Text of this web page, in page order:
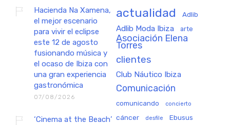
Hacienda Na Xamena,
el mejor escenario
para vivir el eclipse
este 12 de agosto
fusionando música y
el ocaso de Ibiza con
una gran experiencia
gastronómica
07/08/2026
‘Cinema at the Beach’
actualidad Adlib
Adlib Moda Ibiza arte
Asociación Elena
Torres
clientes
Club Náutico Ibiza
Comunicación
comunicando concierto
cáncer desfile Ebusus